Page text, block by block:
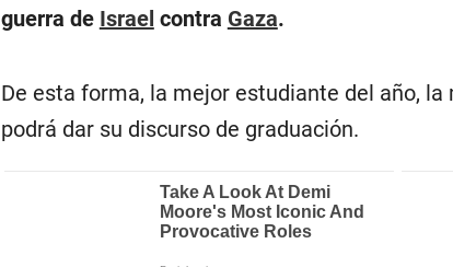
guerra de Israel contra Gaza.
De esta forma, la mejor estudiante del año, la
podrá dar su discurso de graduación.